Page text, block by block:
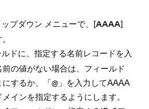
プダウン メニ⁠ュ⁠ーで⁠、[⁠AAAA⁠]
ドに⁠、指定する名前レコ⁠ードを入
の値がない場合は⁠、フ⁠ィ⁠ールド
にするか⁠、「⁠@⁠」を入力してAAAA
インを指定するようにします⁠。